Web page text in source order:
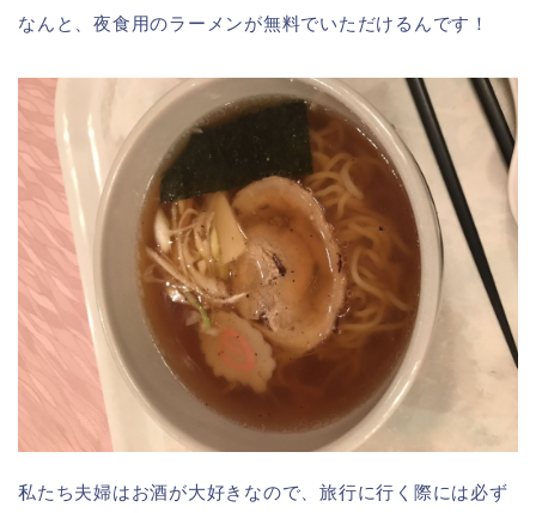
なんと、夜食用のラーメンが無料でいただけるんです！
私たち夫婦はお酒が大好きなので、旅行に行く際には必ず